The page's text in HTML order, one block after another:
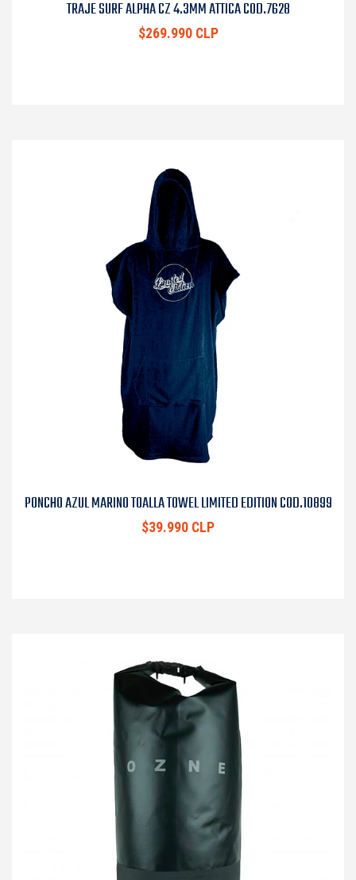
TRAJE SURF ALPHA CZ 4.3MM ATTICA COD.7628
$269.990 CLP
PONCHO AZUL MARINO TOALLA TOWEL LIMITED EDITION COD.10899
$39.990 CLP